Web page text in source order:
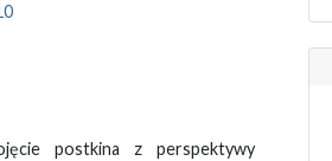
postkina z perspektywy